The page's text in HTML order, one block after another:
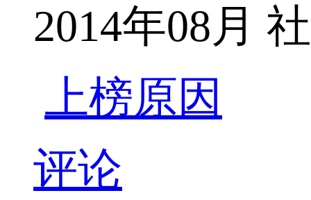
2014年08月
上榜原因
评论